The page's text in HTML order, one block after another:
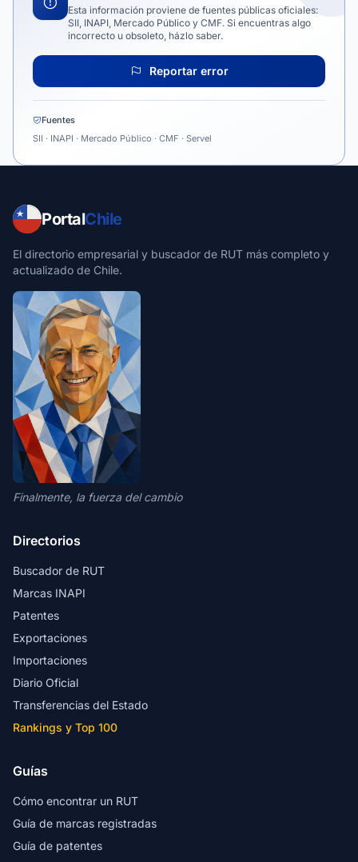
Esta información proviene de fuentes públicas oficiales:
SII, INAPI, Mercado Público y CMF. Si encuentras algo
incorrecto u obsoleto, házlo saber.
Reportar error
Fuentes
SII · INAPI · Mercado Público · CMF · Servel
PortalChile
El directorio empresarial y buscador de RUT más completo y
actualizado de Chile.
Finalmente, la fuerza del cambio
Directorios
Buscador de RUT
Marcas INAPI
Patentes
Exportaciones
Importaciones
Diario Oficial
Transferencias del Estado
Rankings y Top 100
Guías
Cómo encontrar un RUT
Guía de marcas registradas
Guía de patentes